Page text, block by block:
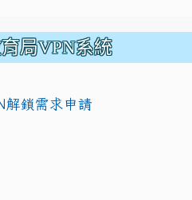
局VPN系統
解鎖需求申請